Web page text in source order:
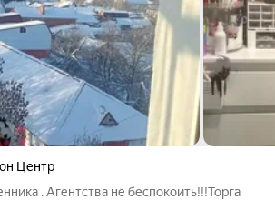
Центр
. Агентства не беспокоить!!!Торга